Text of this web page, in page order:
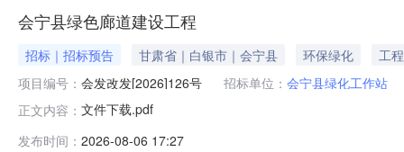
会宁县绿色廊道建设工程
招标｜招标预告 甘肃省｜白银市｜会宁县 环保绿化
工程
项目编号： 会发改发[2026]126号 招标单位： 会宁县绿化工作站
正文内容： 文件下载.pdf
发布时间： 2026-08-06 17:27